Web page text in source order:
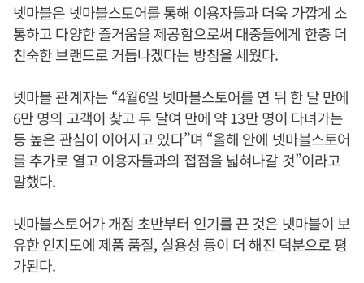
넷마블은 넷마블스토어를 통해 이용자들과 더욱 가깝게 소
통하고 다양한 즐거움을 제공함으로써 대중들에게 한층 더
친숙한 브랜드로 거듭나겠다는 방침을 세웠다.
넷마블 관계자는 “4월6일 넷마블스토어를 연 뒤 한 달 만에
6만 명의 고객이 찾고 두 달여 만에 약 13만 명이 다녀가는
등 높은 관심이 이어지고 있다”며 “올해 안에 넷마블스토어
를 추가로 열고 이용자들과의 접점을 넓혀나갈 것”이라고
말했다.
넷마블스토어가 개점 초반부터 인기를 끈 것은 넷마블이 보
유한 인지도에 제품 품질, 실용성 등이 더 해진 덕분으로 평
가된다.